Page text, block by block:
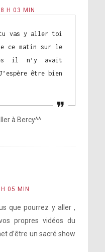
H 03 MIN
tu vas y aller toi
ce matin sur le
il n’y avait
être bien
à Bercy^^
05 MIN
que pourrez y aller ,
propres vidéos du
d’être un sacré show